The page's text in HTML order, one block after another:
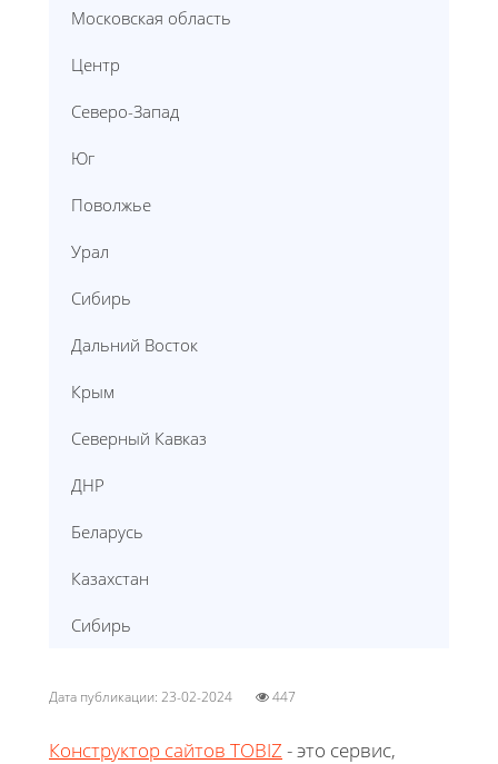
Московская область
Центр
Северо-Запад
Юг
Поволжье
Урал
Сибирь
Дальний Восток
Крым
Северный Кавказ
ДНР
Беларусь
Казахстан
Сибирь
Дата публикации: 23-02-2024 447
Конструктор сайтов TOBIZ - это сервис,